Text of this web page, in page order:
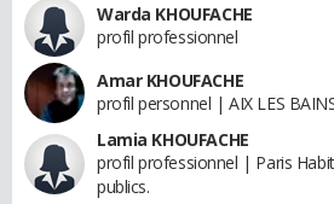
Warda KHOUFACHE
profil professionnel
Amar KHOUFACHE
profil personnel | AIX LES
Lamia KHOUFACHE
profil professionnel | Paris
publics.